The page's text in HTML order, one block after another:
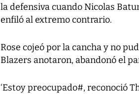
la defensiva cuando Nicolas
enfiló al extremo contrario.
Rose cojeó por la cancha y no
Blazers anotaron, abandonó el
‘Estoy preocupado#, reconoció